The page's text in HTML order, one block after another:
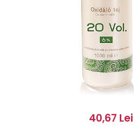
40,67 Lei